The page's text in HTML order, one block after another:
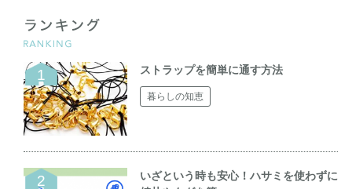
ストラップを簡単に通す方法
暮らしの知恵
いざという時も安心！ハサミを使わずに